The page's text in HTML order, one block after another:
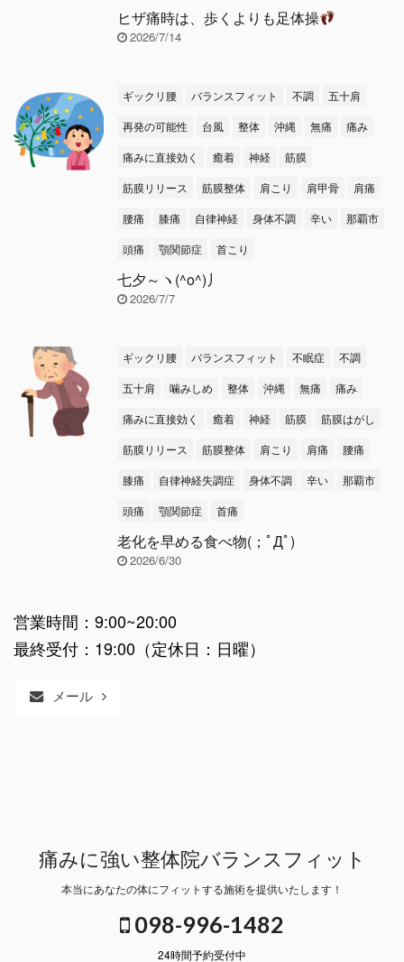
ヒザ痛時は、歩くよりも足体操
2026/7/14
ギックリ腰 バランスフィット 不調
五十肩
再発の可能性
台風 整体 沖縄 無痛
痛み
痛みに直接効く
癒着 神経
筋膜
筋膜リリース
筋膜整体 肩こり 肩甲骨
肩痛
腰痛
膝痛 自律神経 身体不調 辛い
那覇市
頭痛
顎関節症 首こり
七夕～ヽ(^o^)丿
2026/7/7
ギックリ腰 バランスフィット 不眠症
不調
五十肩
噛みしめ 整体 沖縄 無痛
痛み
痛みに直接効く
癒着 神経 筋膜
筋膜はがし
筋膜リリース
筋膜整体 肩こり 肩痛
腰痛
膝痛
自律神経失調症 身体不調 辛い
那覇市
頭痛
顎関節症 首痛
老化を早める食べ物(；ﾟДﾟ)
2026/6/30
営業時間：9:00~20:00
最終受付：19:00（定休日：日曜）
メール
痛みに強い整体院バランスフィット
本当にあなたの体にフィットする施術を提供いたします！
098-996-1482
24時間予約受付中